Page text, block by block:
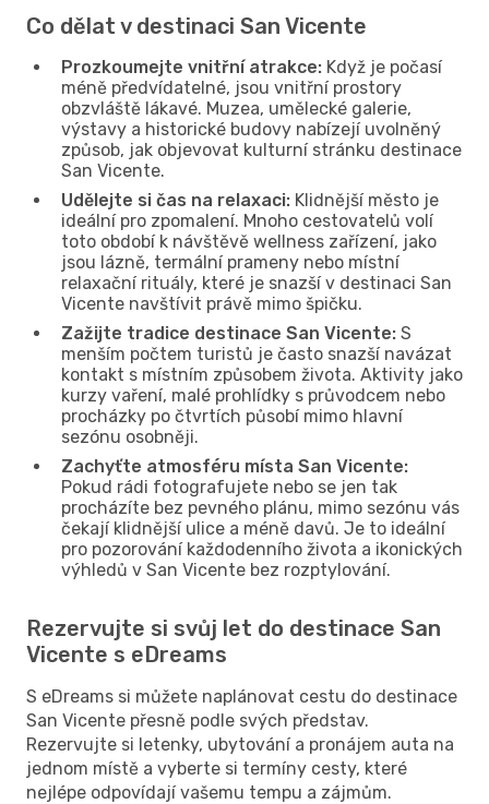
Co dělat v destinaci San Vicente
Prozkoumejte vnitřní atrakce: Když je počasí
méně předvídatelné, jsou vnitřní prostory
obzvláště lákavé. Muzea, umělecké galerie,
výstavy a historické budovy nabízejí uvolněný
způsob, jak objevovat kulturní stránku destinace
San Vicente.
Udělejte si čas na relaxaci: Klidnější město je
ideální pro zpomalení. Mnoho cestovatelů volí
toto období k návštěvě wellness zařízení, jako
jsou lázně, termální prameny nebo místní
relaxační rituály, které je snazší v destinaci San
Vicente navštívit právě mimo špičku.
Zažijte tradice destinace San Vicente: S
menším počtem turistů je často snazší navázat
kontakt s místním způsobem života. Aktivity jako
kurzy vaření, malé prohlídky s průvodcem nebo
procházky po čtvrtích působí mimo hlavní
sezónu osobněji.
Zachyťte atmosféru místa San Vicente:
Pokud rádi fotografujete nebo se jen tak
procházíte bez pevného plánu, mimo sezónu vás
čekají klidnější ulice a méně davů. Je to ideální
pro pozorování každodenního života a ikonických
výhledů v San Vicente bez rozptylování.
Rezervujte si svůj let do destinace San
Vicente s eDreams
S eDreams si můžete naplánovat cestu do destinace
San Vicente přesně podle svých představ.
Rezervujte si letenky, ubytování a pronájem auta na
jednom místě a vyberte si termíny cesty, které
nejlépe odpovídají vašemu tempu a zájmům.